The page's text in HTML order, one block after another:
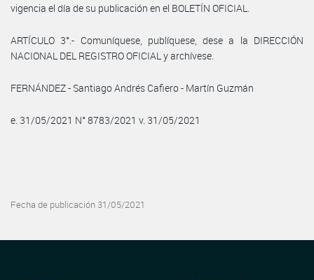
vigencia el día de su publicación en el BOLETÍN OFICIAL.
ARTÍCULO 3°.- Comuníquese, publíquese, dese a la DIRECCIÓN
NACIONAL DEL REGISTRO OFICIAL y archívese.
FERNÁNDEZ - Santiago Andrés Cafiero - Martín Guzmán
e. 31/05/2021 N° 8783/2021 v. 31/05/2021
Fecha de publicación 31/05/2021